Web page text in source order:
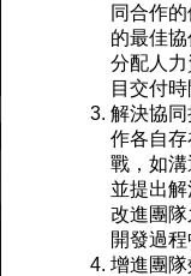
同合作
的最佳
分配人
目交付時
解決協
作各自
戰，如溝
並提出
改進團
開發過程
增進團